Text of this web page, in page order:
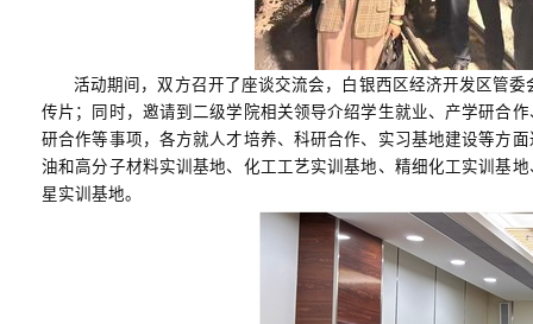
活动期间，双方召开了座谈交流会，白银西区经济开发区管
传片；同时，邀请到二级学院相关领导介绍学生就业、产学研合
研合作等事项，各方就人才培养、科研合作、实习基地建设等方
油和高分子材料实训基地、化工工艺实训基地、精细化工实训基
星实训基地。